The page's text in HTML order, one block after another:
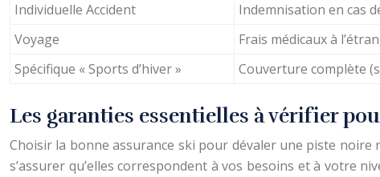
Individuelle Accident
Indemnisation en cas
Voyage
Frais médicaux à
Spécifique « Sports d’hiver »
Couverture complète
Les garanties essentielles à vérifier
Choisir la bonne assurance ski pour dévaler une piste
s’assurer qu’elles correspondent à vos besoins et à votre